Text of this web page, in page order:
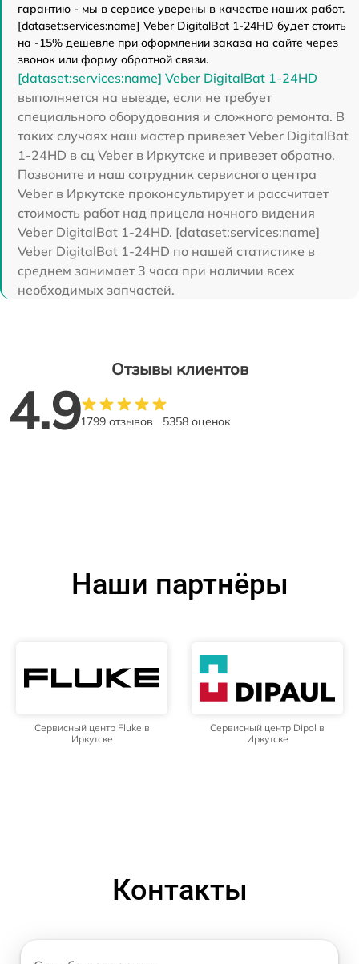
гарантию - мы в сервисе уверены в качестве наших работ.
[dataset:services:name] Veber DigitalBat 1-24HD будет стоить
на -15% дешевле при оформлении заказа на сайте через
звонок или форму обратной связи.
[dataset:services:name] Veber DigitalBat 1-24HD
выполняется на выезде, если не требует
специального оборудования и сложного ремонта. В
таких случаях наш мастер привезет Veber DigitalBat
1-24HD в сц Veber в Иркутске и привезет обратно.
Позвоните и наш сотрудник сервисного центра
Veber в Иркутске проконсультирует и рассчитает
стоимость работ над прицела ночного видения
Veber DigitalBat 1-24HD. [dataset:services:name]
Veber DigitalBat 1-24HD по нашей статистике в
среднем занимает 3 часа при наличии всех
необходимых запчастей.
Отзывы клиентов
4.91799 отзывов 5358 оценок
Наши партнёры
Сервисный центр Fluke в
Иркутске
Сервисный центр Dipol в
Иркутске
Контакты